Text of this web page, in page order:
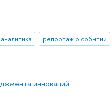
репортаж о событии
инноваций